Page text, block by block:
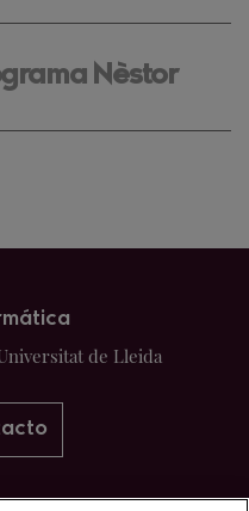
Nèstor
de Lleida